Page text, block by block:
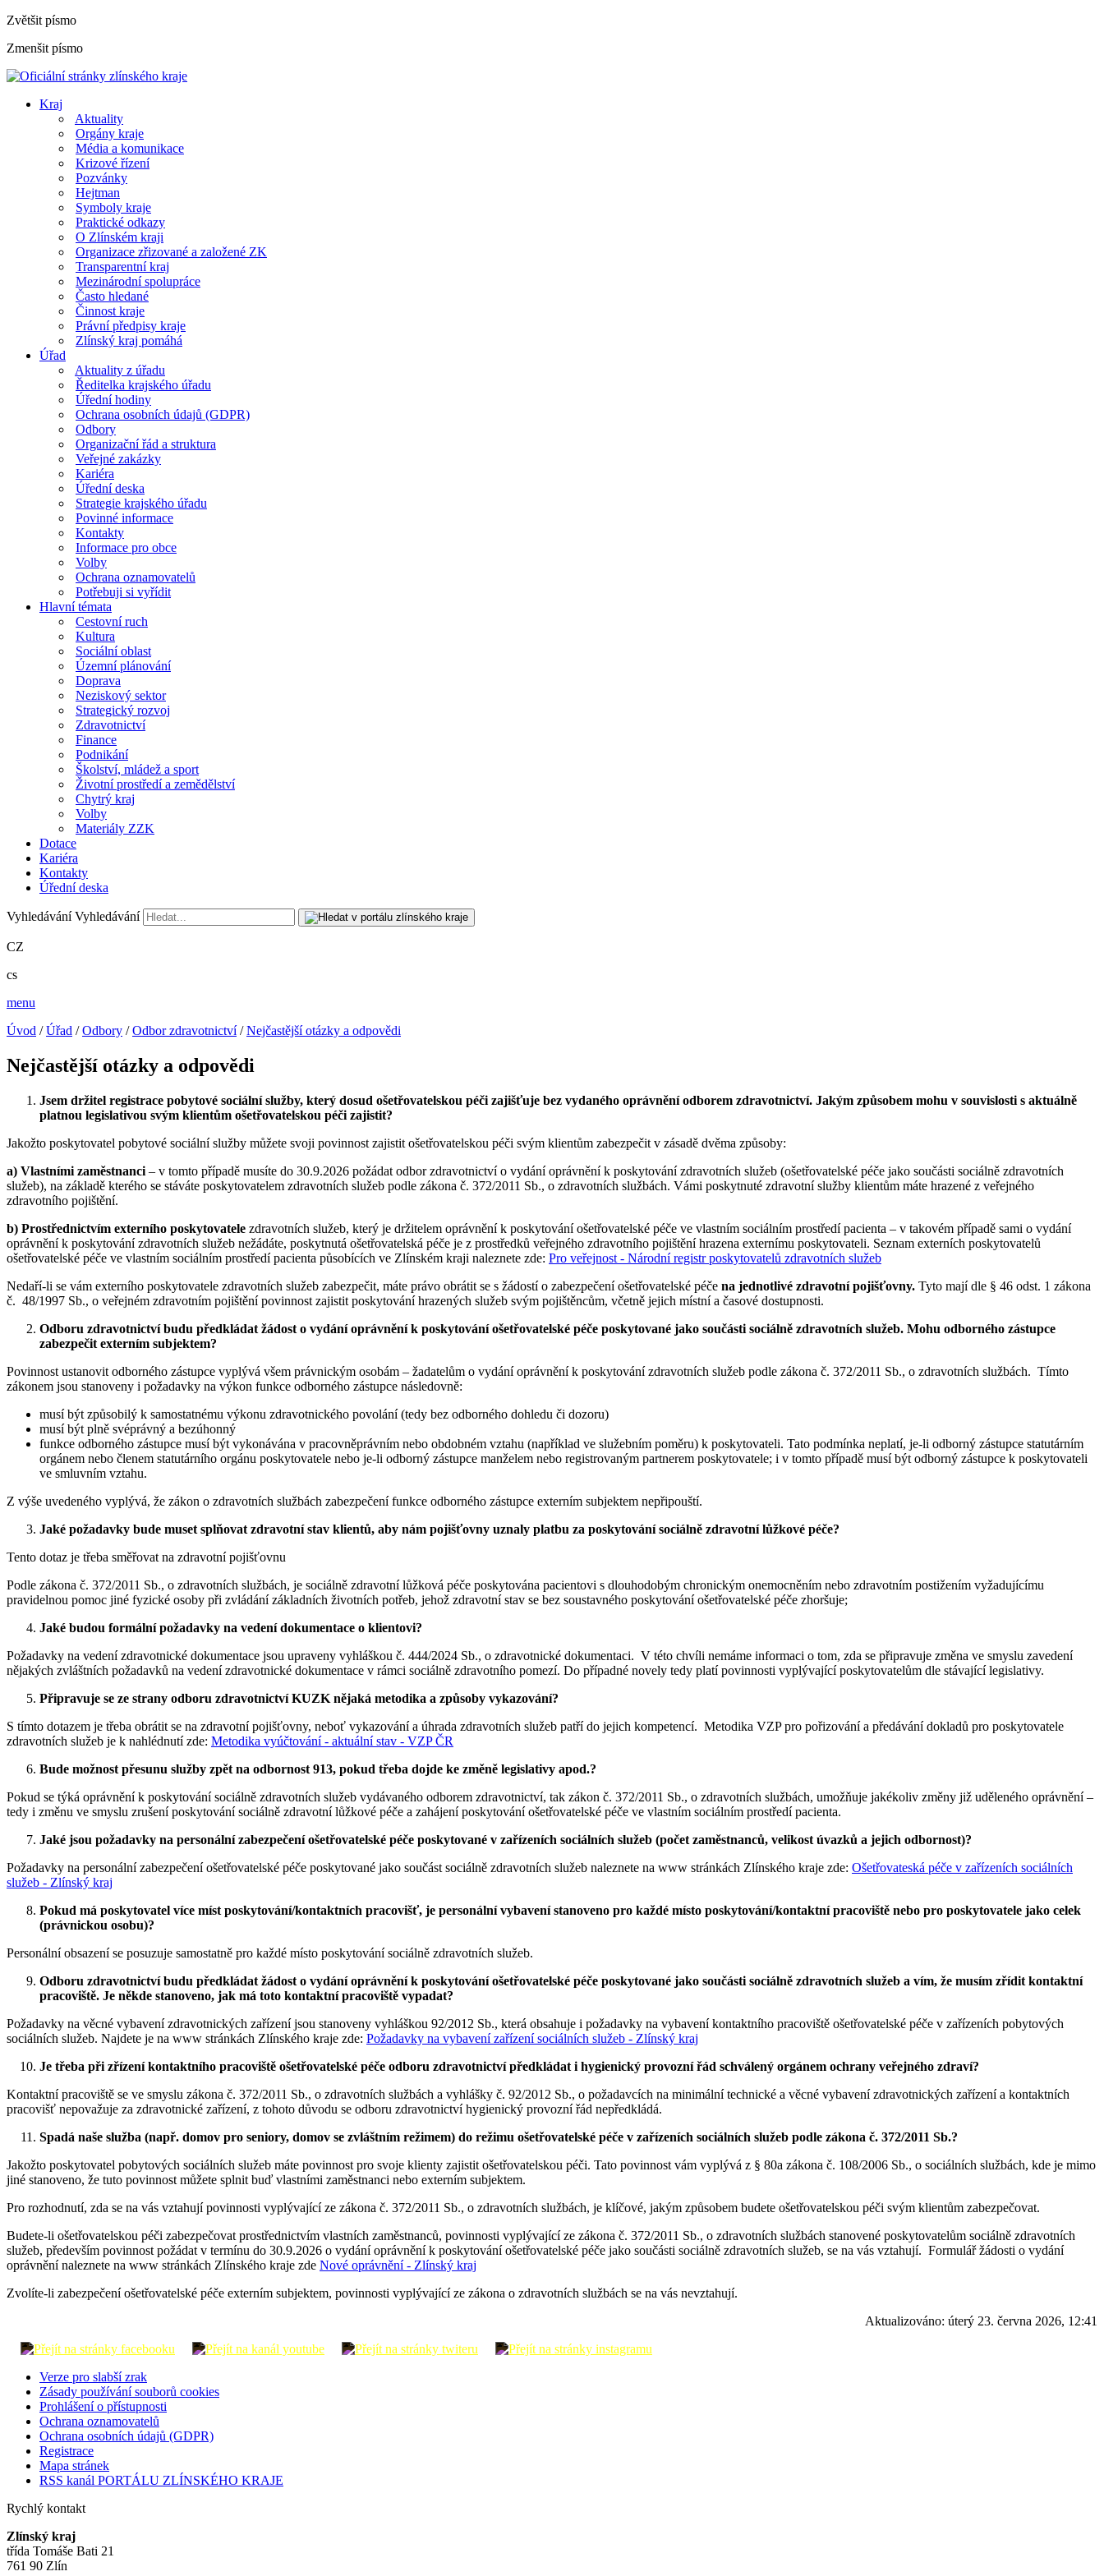
Zvětšit písmo
Zmenšit písmo
Kraj
Aktuality
Orgány kraje
Média a komunikace
Krizové řízení
Pozvánky
Hejtman
Symboly kraje
Praktické odkazy
O Zlínském kraji
Organizace zřizované a založené ZK
Transparentní kraj
Mezinárodní spolupráce
Často hledané
Činnost kraje
Právní předpisy kraje
Zlínský kraj pomáhá
Úřad
Aktuality z úřadu
Ředitelka krajského úřadu
Úřední hodiny
Ochrana osobních údajů (GDPR)
Odbory
Organizační řád a struktura
Veřejné zakázky
Kariéra
Úřední deska
Strategie krajského úřadu
Povinné informace
Kontakty
Informace pro obce
Volby
Ochrana oznamovatelů
Potřebuji si vyřídit
Hlavní témata
Cestovní ruch
Kultura
Sociální oblast
Územní plánování
Doprava
Neziskový sektor
Strategický rozvoj
Zdravotnictví
Finance
Podnikání
Školství, mládež a sport
Životní prostředí a zemědělství
Chytrý kraj
Volby
Materiály ZZK
Dotace
Kariéra
Kontakty
Úřední deska
Vyhledávání Vyhledávání
CZ
cs
menu
Úvod /Úřad /Odbory /Odbor zdravotnictví/Nejčastější otázky a odpovědi
Nejčastější otázky a odpovědi
Jsem držitel registrace pobytové sociální služby, který dosud ošetřovatelskou péči zajišťuje bez vydaného oprávnění odborem zdravotnictví. Jakým způsobem mohu v souvislosti s aktuálně
platnou legislativou svým klientům ošetřovatelskou péči zajistit?
Jakožto poskytovatel pobytové sociální služby můžete svoji povinnost zajistit ošetřovatelskou péči svým klientům zabezpečit v zásadě dvěma způsoby:
a) Vlastními zaměstnanci – v tomto případě musíte do 30.9.2026 požádat odbor zdravotnictví o vydání oprávnění k poskytování zdravotních služeb (ošetřovatelské péče jako součásti sociálně zdravotních
služeb), na základě kterého se stáváte poskytovatelem zdravotních služeb podle zákona č. 372/2011 Sb., o zdravotních službách. Vámi poskytnuté zdravotní služby klientům máte hrazené z veřejného
zdravotního pojištění.
b) Prostřednictvím externího poskytovatele zdravotních služeb, který je držitelem oprávnění k poskytování ošetřovatelské péče ve vlastním sociálním prostředí pacienta – v takovém případě sami o vydání
oprávnění k poskytování zdravotních služeb nežádáte, poskytnutá ošetřovatelská péče je z prostředků veřejného zdravotního pojištění hrazena externímu poskytovateli. Seznam externích poskytovatelů
ošetřovatelské péče ve vlastním sociálním prostředí pacienta působících ve Zlínském kraji naleznete zde: Pro veřejnost - Národní registr poskytovatelů zdravotních služeb
Nedaří-li se vám externího poskytovatele zdravotních služeb zabezpečit, máte právo obrátit se s žádostí o zabezpečení ošetřovatelské péče na jednotlivé zdravotní pojišťovny. Tyto mají dle § 46 odst. 1 zákona
č. 48/1997 Sb., o veřejném zdravotním pojištění povinnost zajistit poskytování hrazených služeb svým pojištěncům, včetně jejich místní a časové dostupnosti.
Odboru zdravotnictví budu předkládat žádost o vydání oprávnění k poskytování ošetřovatelské péče poskytované jako součásti sociálně zdravotních služeb. Mohu odborného zástupce
zabezpečit externím subjektem?
Povinnost ustanovit odborného zástupce vyplývá všem právnickým osobám – žadatelům o vydání oprávnění k poskytování zdravotních služeb podle zákona č. 372/2011 Sb., o zdravotních službách. Tímto
zákonem jsou stanoveny i požadavky na výkon funkce odborného zástupce následovně:
musí být způsobilý k samostatnému výkonu zdravotnického povolání (tedy bez odborného dohledu či dozoru)
musí být plně svéprávný a bezúhonný
funkce odborného zástupce musí být vykonávána v pracovněprávním nebo obdobném vztahu (například ve služebním poměru) k poskytovateli. Tato podmínka neplatí, je-li odborný zástupce statutárním
orgánem nebo členem statutárního orgánu poskytovatele nebo je-li odborný zástupce manželem nebo registrovaným partnerem poskytovatele; i v tomto případě musí být odborný zástupce k poskytovateli
ve smluvním vztahu.
Z výše uvedeného vyplývá, že zákon o zdravotních službách zabezpečení funkce odborného zástupce externím subjektem nepřipouští.
Jaké požadavky bude muset splňovat zdravotní stav klientů, aby nám pojišťovny uznaly platbu za poskytování sociálně zdravotní lůžkové péče?
Tento dotaz je třeba směřovat na zdravotní pojišťovnu
Podle zákona č. 372/2011 Sb., o zdravotních službách, je sociálně zdravotní lůžková péče poskytována pacientovi s dlouhodobým chronickým onemocněním nebo zdravotním postižením vyžadujícímu
pravidelnou pomoc jiné fyzické osoby při zvládání základních životních potřeb, jehož zdravotní stav se bez soustavného poskytování ošetřovatelské péče zhoršuje;
Jaké budou formální požadavky na vedení dokumentace o klientovi?
Požadavky na vedení zdravotnické dokumentace jsou upraveny vyhláškou č. 444/2024 Sb., o zdravotnické dokumentaci. V této chvíli nemáme informaci o tom, zda se připravuje změna ve smyslu zavedení
nějakých zvláštních požadavků na vedení zdravotnické dokumentace v rámci sociálně zdravotního pomezí. Do případné novely tedy platí povinnosti vyplývající poskytovatelům dle stávající legislativy.
Připravuje se ze strany odboru zdravotnictví KUZK nějaká metodika a způsoby vykazování?
S tímto dotazem je třeba obrátit se na zdravotní pojišťovny, neboť vykazování a úhrada zdravotních služeb patří do jejich kompetencí. Metodika VZP pro pořizování a předávání dokladů pro poskytovatele
zdravotních služeb je k nahlédnutí zde: Metodika vyúčtování - aktuální stav - VZP ČR
Bude možnost přesunu služby zpět na odbornost 913, pokud třeba dojde ke změně legislativy apod.?
Pokud se týká oprávnění k poskytování sociálně zdravotních služeb vydávaného odborem zdravotnictví, tak zákon č. 372/2011 Sb., o zdravotních službách, umožňuje jakékoliv změny již uděleného oprávnění –
tedy i změnu ve smyslu zrušení poskytování sociálně zdravotní lůžkové péče a zahájení poskytování ošetřovatelské péče ve vlastním sociálním prostředí pacienta.
Jaké jsou požadavky na personální zabezpečení ošetřovatelské péče poskytované v zařízeních sociálních služeb (počet zaměstnanců, velikost úvazků a jejich odbornost)?
Požadavky na personální zabezpečení ošetřovatelské péče poskytované jako součást sociálně zdravotních služeb naleznete na www stránkách Zlínského kraje zde: Ošetřovateská péče v zařízeních sociálních
služeb - Zlínský kraj
Pokud má poskytovatel více míst poskytování/kontaktních pracovišť, je personální vybavení stanoveno pro každé místo poskytování/kontaktní pracoviště nebo pro poskytovatele jako celek
(právnickou osobu)?
Personální obsazení se posuzuje samostatně pro každé místo poskytování sociálně zdravotních služeb.
Odboru zdravotnictví budu předkládat žádost o vydání oprávnění k poskytování ošetřovatelské péče poskytované jako součásti sociálně zdravotních služeb a vím, že musím zřídit kontaktní
pracoviště. Je někde stanoveno, jak má toto kontaktní pracoviště vypadat?
Požadavky na věcné vybavení zdravotnických zařízení jsou stanoveny vyhláškou 92/2012 Sb., která obsahuje i požadavky na vybavení kontaktního pracoviště ošetřovatelské péče v zařízeních pobytových
sociálních služeb. Najdete je na www stránkách Zlínského kraje zde: Požadavky na vybavení zařízení sociálních služeb - Zlínský kraj
Je třeba při zřízení kontaktního pracoviště ošetřovatelské péče odboru zdravotnictví předkládat i hygienický provozní řád schválený orgánem ochrany veřejného zdraví?
Kontaktní pracoviště se ve smyslu zákona č. 372/2011 Sb., o zdravotních službách a vyhlášky č. 92/2012 Sb., o požadavcích na minimální technické a věcné vybavení zdravotnických zařízení a kontaktních
pracovišť nepovažuje za zdravotnické zařízení, z tohoto důvodu se odboru zdravotnictví hygienický provozní řád nepředkládá.
Spadá naše služba (např. domov pro seniory, domov se zvláštním režimem) do režimu ošetřovatelské péče v zařízeních sociálních služeb podle zákona č. 372/2011 Sb.?
Jakožto poskytovatel pobytových sociálních služeb máte povinnost pro svoje klienty zajistit ošetřovatelskou péči. Tato povinnost vám vyplývá z § 80a zákona č. 108/2006 Sb., o sociálních službách, kde je mimo
jiné stanoveno, že tuto povinnost můžete splnit buď vlastními zaměstnanci nebo externím subjektem.
Pro rozhodnutí, zda se na vás vztahují povinnosti vyplývající ze zákona č. 372/2011 Sb., o zdravotních službách, je klíčové, jakým způsobem budete ošetřovatelskou péči svým klientům zabezpečovat.
Budete-li ošetřovatelskou péči zabezpečovat prostřednictvím vlastních zaměstnanců, povinnosti vyplývající ze zákona č. 372/2011 Sb., o zdravotních službách stanovené poskytovatelům sociálně zdravotních
služeb, především povinnost požádat v termínu do 30.9.2026 o vydání oprávnění k poskytování ošetřovatelské péče jako součásti sociálně zdravotních služeb, se na vás vztahují. Formulář žádosti o vydání
oprávnění naleznete na www stránkách Zlínského kraje zde Nové oprávnění - Zlínský kraj
Zvolíte-li zabezpečení ošetřovatelské péče externím subjektem, povinnosti vyplývající ze zákona o zdravotních službách se na vás nevztahují.
Aktualizováno: úterý 23. června 2026, 12:41
Verze pro slabší zrak
Zásady používání souborů cookies
Prohlášení o přístupnosti
Ochrana oznamovatelů
Ochrana osobních údajů (GDPR)
Registrace
Mapa stránek
RSS kanál PORTÁLU ZLÍNSKÉHO KRAJE
Rychlý kontakt
Zlínský kraj
třída Tomáše Bati 21
761 90 Zlín